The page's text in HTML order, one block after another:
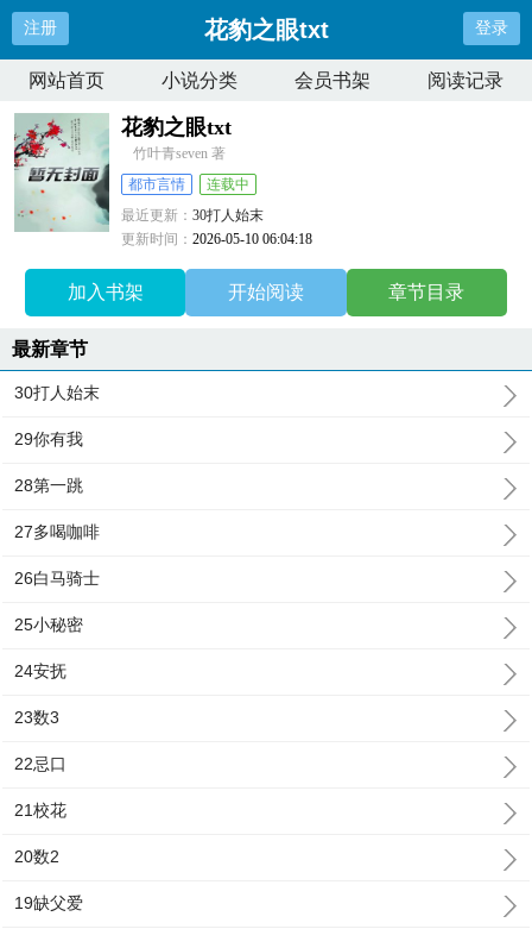
注册 花豹之眼txt 登录
网站首页 小说分类 会员书架 阅读记录
花豹之眼txt
竹叶青seven 著
都市言情
连载中
最近更新：30打人始末
更新时间：2026-05-10 06:04:18
加入书架 开始阅读 章节目录
最新章节
30打人始末
29你有我
28第一跳
27多喝咖啡
26白马骑士
25小秘密
24安抚
23数3
22忌口
21校花
20数2
19缺父爱